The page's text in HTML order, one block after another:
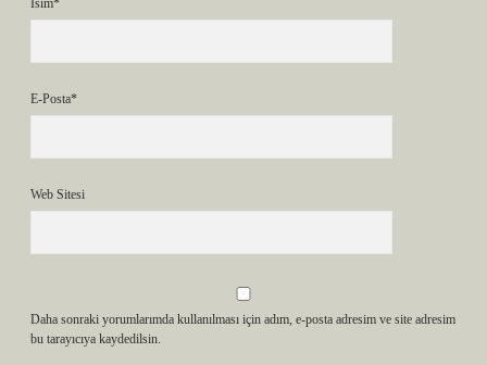
İsim*
E-Posta*
Web Sitesi
Daha sonraki yorumlarımda kullanılması için adım, e-posta adresim ve site adresim
bu tarayıcıya kaydedilsin.